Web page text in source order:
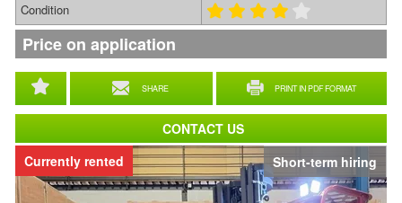
Short-term hiring
Currently rented
SHARE PRINT IN PDF FORMAT
Condition
Price on application
CONTACT US